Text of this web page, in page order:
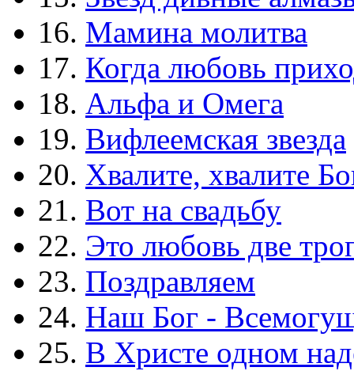
16. Мамина молитва
17. Когда любовь
18. Альфа и Омега
19. Вифлеемская звезда
20. Хвалите, хвалите
21. Вот на свадьбу
22. Это любовь две
23. Поздравляем
24. Наш Бог -
25. В Христе одном